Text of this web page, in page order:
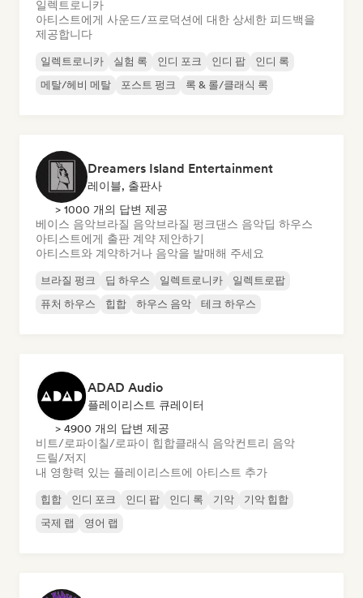
일렉트로니카
아티스트에게 사운드/프로덕션에 대한 상세한 피드백을
제공합니다
일렉트로니카 실험 록 인디 포크 인디 팝
인디 록
메탈/헤비 메탈
포스트 펑크 록 & 롤/클래식 록
Dreamers Island Entertainment
레이블, 출판사
> 1000 개의 답변 제공
베이스 음악브라질 음악브라질 펑크댄스 음악딥 하우스
아티스트에게 출판 계약 제안하기
아티스트와 계약하거나 음악을 발매해 주세요
브라질 펑크 딥 하우스 일렉트로니카
일렉트로팝
퓨처 하우스
힙합 하우스 음악 테크 하우스
ADAD Audio
플레이리스트 큐레이터
> 4900 개의 답변 제공
비트/로파이칠/로파이 힙합클래식 음악컨트리 음악
드릴/저지
내 영향력 있는 플레이리스트에 아티스트 추가
힙합 인디 포크 인디 팝 인디 록 기악
기악 힙합
국제 랩
영어 랩